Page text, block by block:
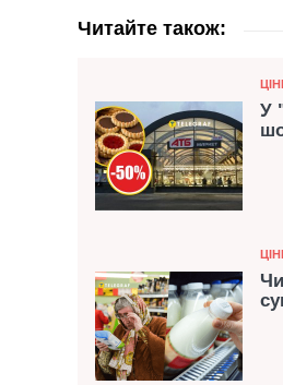
Читайте також:
У